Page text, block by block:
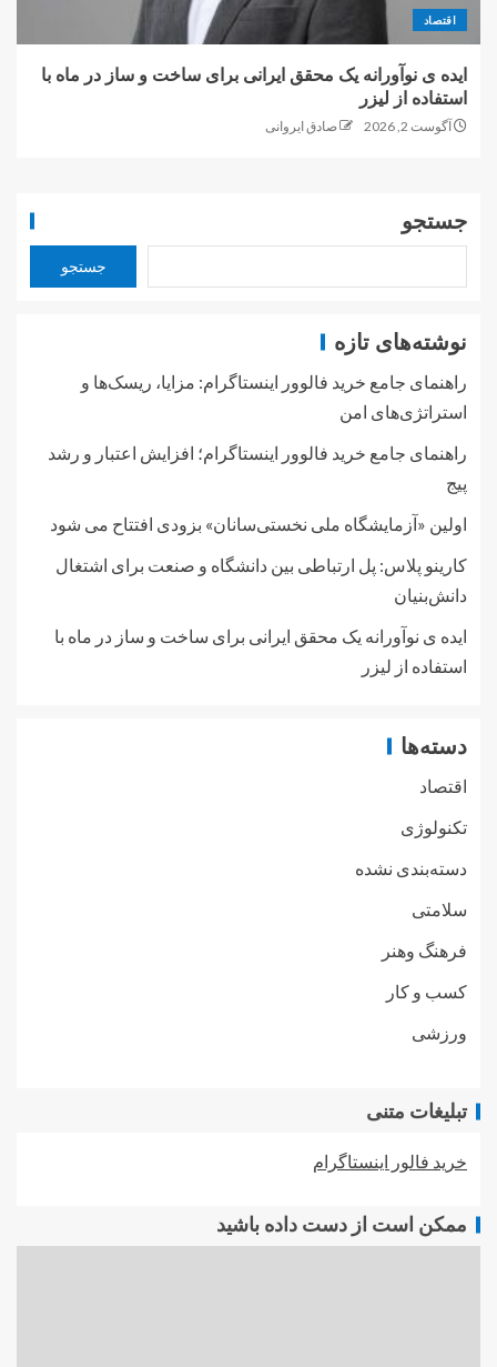
اقتصاد
ایده ی نوآورانه یک محقق ایرانی برای ساخت و ساز در ماه با
استفاده از لیزر
آگوست 2, 2026 صادق ایروانی
جستجو
جستجو
نوشته‌های تازه
راهنمای جامع خرید فالوور اینستاگرام: مزایا، ریسک‌ها و
استراتژی‌های امن
راهنمای جامع خرید فالوور اینستاگرام؛ افزایش اعتبار و رشد
پیج
اولین «آزمایشگاه ملی نخستی‌سانان» بزودی افتتاح می شود
کارینو پلاس: پل ارتباطی بین دانشگاه و صنعت برای اشتغال
دانش‌بنیان
ایده ی نوآورانه یک محقق ایرانی برای ساخت و ساز در ماه با
استفاده از لیزر
دسته‌ها
اقتصاد
تکنولوژی
دسته‌بندی نشده
سلامتی
فرهنگ وهنر
کسب و کار
ورزشی
تبلیغات متنی
خرید فالور اینستاگرام
ممکن است از دست داده باشید